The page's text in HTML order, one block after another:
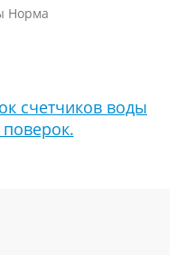
счетчиков воды